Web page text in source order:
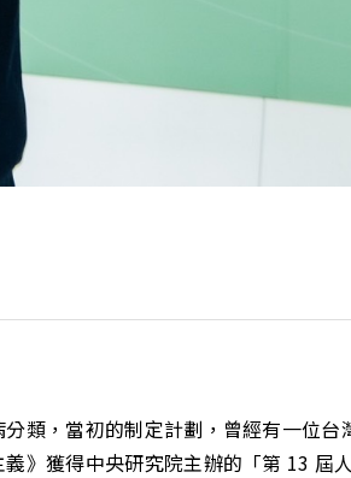
類，當初的制定計劃，曾經有一位
》獲得中央研究院主辦的「第 13